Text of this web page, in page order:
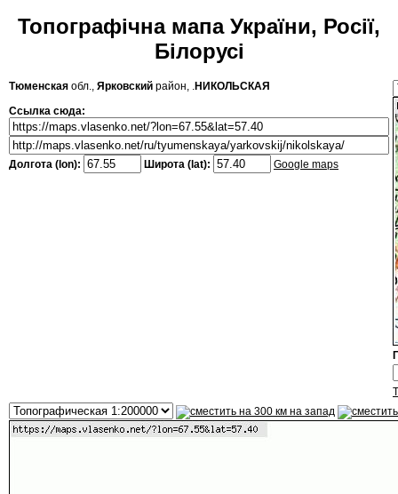
Топографічна мапа України, Росії,
Білорусі
Тюменская обл., Ярковский район, .НИКОЛЬСКАЯ
Ссылка сюда:
Долгота (lon): Широта (lat): Google maps